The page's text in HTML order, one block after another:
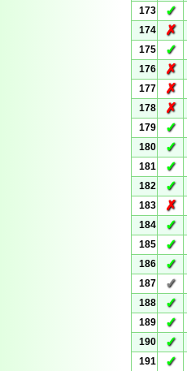
173
✓
174
✗
175
✓
176
✗
177
✗
178
✗
179
✓
180
✓
181
✓
182
✓
183
✗
184
✓
185
✓
186
✓
187
✓
188
✓
189
✓
190
✓
191
✓